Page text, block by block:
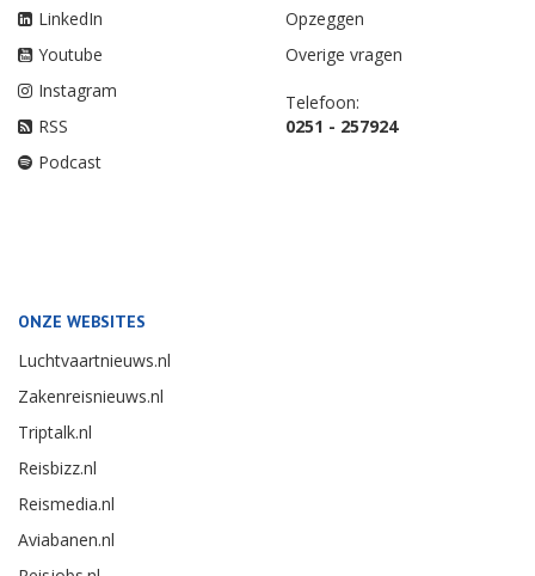
LinkedIn
Youtube
Instagram
RSS
Podcast
Opzeggen
Overige vragen
Telefoon:
0251 - 257924
ONZE WEBSITES
Luchtvaartnieuws.nl
Zakenreisnieuws.nl
Triptalk.nl
Reisbizz.nl
Reismedia.nl
Aviabanen.nl